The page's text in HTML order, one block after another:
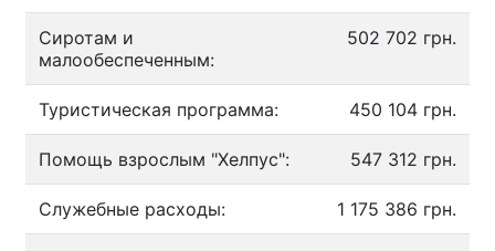
Сиротам и
малообеспеченным:
502 702 грн.
Туристическая программа: 450 104 грн.
Помощь взрослым "Хелпус": 547 312 грн.
Служебные расходы: 1 175 386 грн.